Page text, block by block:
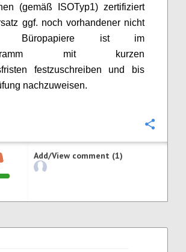
(gemäß ISOTyp1) zertifiziert
ggf. noch vorhandener nicht
Büropapiere ist im
mit kurzen
festzuschreiben und bis
nachzuweisen.
Add/View comment (1)